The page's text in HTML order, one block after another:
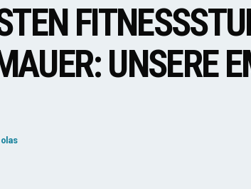
UNSERE